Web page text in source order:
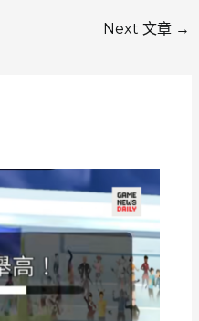
Next 文章 →